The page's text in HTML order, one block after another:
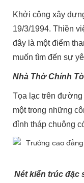
Khởi công xây
19/3/1994. Thiền
đây là một điểm
muốn tìm đến sự
Nhà Thờ Chính
Tọa lạc trên
một trong những
đỉnh tháp chuông
Nét kiến trúc đặc